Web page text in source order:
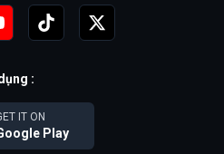
:
IT ON
Play